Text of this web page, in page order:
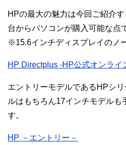
HPの最大の魅力は今回ご紹介
台からパソコンが購入可能な点
※15.6インチディスプレイのノ
HP Directplus -HP公式オンライ
エントリーモデルであるHPシ
ルはもちろん17インチモデルも
す。
HP －エントリー－